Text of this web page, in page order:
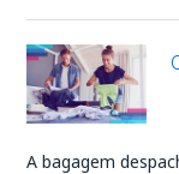
A bagagem